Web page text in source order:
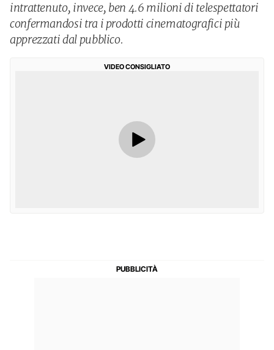
intrattenuto, invece, ben 4.6 milioni di telespettatori
confermandosi tra i prodotti cinematografici più
apprezzati dal pubblico.
VIDEO CONSIGLIATO